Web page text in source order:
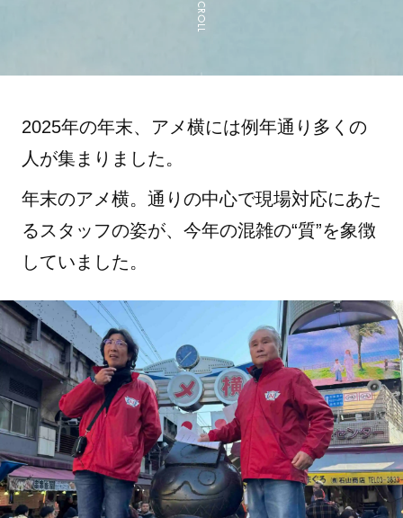
SCROLL
2025年の年末、アメ横には例年通り多くの
人が集まりました。
年末のアメ横。通りの中心で現場対応にあた
るスタッフの姿が、今年の混雑の“質”を象徴
していました。